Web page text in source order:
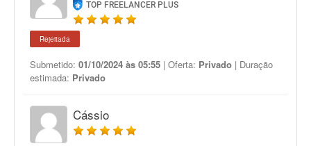
TOP FREELANCER PLUS
Rejeitada
Submetido: 01/10/2024 às 05:55 | Oferta: Privado | Duração
estimada: Privado
Cássio